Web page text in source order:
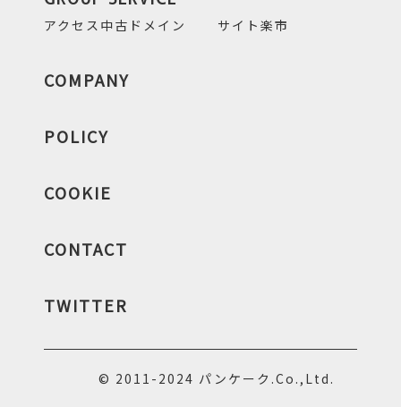
アクセス中古ドメイン サイト楽市
COMPANY
POLICY
COOKIE
CONTACT
TWITTER
© 2011-2024 パンケーク.Co.,Ltd.